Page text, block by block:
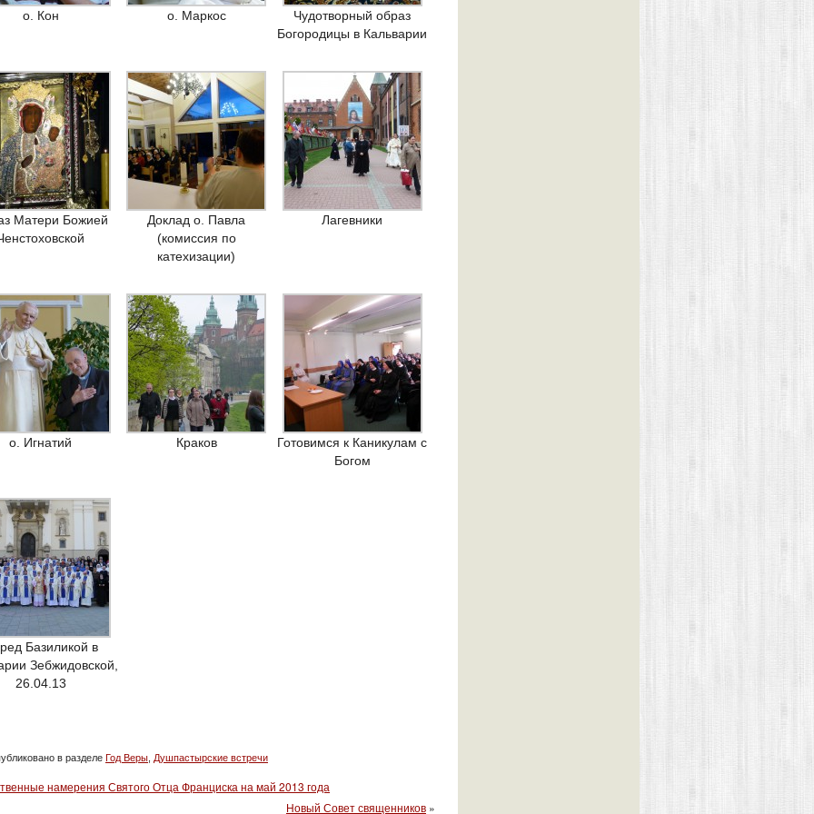
о. Кон о. Маркос
Чудотворный образ
Богородицы в Кальварии
Матери Божией
Доклад о. Павла
(комиссия по
катехизации)
Лагевники
о. Игнатий Краков
Готовимся к Каникулам с
Богом
Базиликой в
Зебжидовской,
26.04.13
в разделе Год Веры Душпастырские встречи
намерения Святого Отца Франциска на май 2013 года
Новый Совет священников »